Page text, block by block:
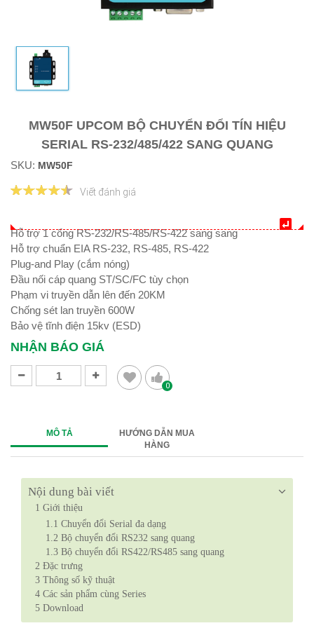
MW50F UPCOM BỘ CHUYỂN ĐỔI TÍN HIỆU
SERIAL RS-232/485/422 SANG QUANG
SKU: MW50F
Viết đánh giá
Hỗ trợ 1 cổng RS-232/RS-485/RS-422 sang sang
Hỗ trợ chuẩn EIA RS-232, RS-485, RS-422
Plug-and Play (cắm nóng)
Đầu nối cáp quang ST/SC/FC tùy chọn
Phạm vi truyền dẫn lên đến 20KM
Chống sét lan truyền 600W
Bảo vệ tĩnh điện 15kv (ESD)
NHẬN BÁO GIÁ
0
MÔ TẢ
HƯỚNG DẪN MUA
HÀNG
Nội dung bài viết
1 Giới thiệu
1.1 Chuyển đổi Serial đa dạng
1.2 Bộ chuyển đổi RS232 sang quang
1.3 Bộ chuyển đổi RS422/RS485 sang quang
2 Đặc trưng
3 Thông số kỹ thuật
4 Các sản phẩm cùng Series
5 Download